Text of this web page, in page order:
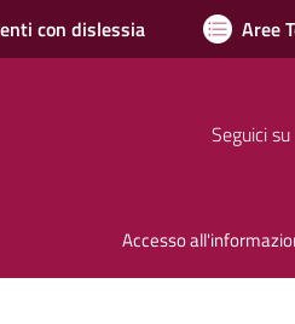
con dislessia Aree
Seguici su
Accesso